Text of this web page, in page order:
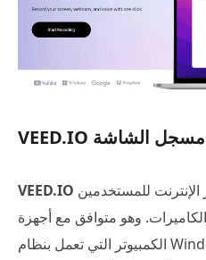
VEED.IO مسجل الشاشة
VEED.IO
وهو متوافق مع أجهزة
الكمبيوتر التي تعمل بنظام Windows وأجهزة Mac. لا يتطلب